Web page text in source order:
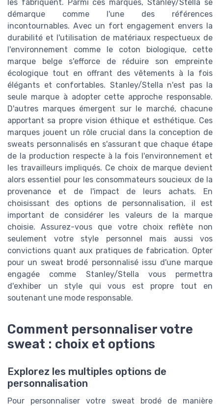
les fabriquent. Parmi ces marques, Stanley/Stella se
démarque comme l'une des références
incontournables. Avec un fort engagement envers la
durabilité et l'utilisation de matériaux respectueux de
l'environnement comme le coton biologique, cette
marque belge s'efforce de réduire son empreinte
écologique tout en offrant des vêtements à la fois
élégants et confortables. Stanley/Stella n'est pas la
seule marque à adopter cette approche responsable.
D'autres marques émergent sur le marché, chacune
apportant sa propre vision éthique et esthétique. Ces
marques jouent un rôle crucial dans la conception de
sweats personnalisés en s'assurant que chaque étape
de la production respecte à la fois l'environnement et
les travailleurs impliqués. Ce choix de marque devient
alors essentiel pour les consommateurs soucieux de la
provenance et de l'impact de leurs achats. En
choisissant des options de personnalisation, il est
important de considérer les valeurs de la marque
choisie. Assurez-vous que votre choix reflète non
seulement votre style personnel mais aussi vos
convictions quant aux pratiques de fabrication. Opter
pour un sweat brodé personnalisé issu d'une marque
engagée comme Stanley/Stella vous permettra
d'exhiber un style qui vous est propre tout en
soutenant une mode responsable.
Comment personnaliser votre
sweat : choix et options
Explorez les multiples options de
personnalisation
Pour personnaliser votre sweat brodé de manière